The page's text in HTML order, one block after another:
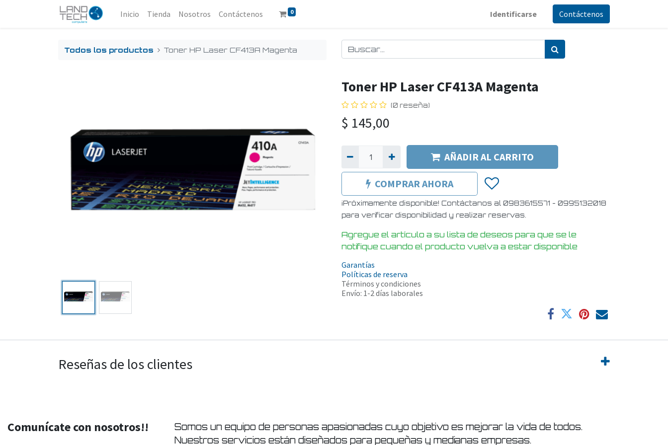
Inicio Tienda Nosotros Contáctenos 0 Identificarse Contáctenos
Todos los productos Toner HP Laser CF413A Magenta
Toner HP Laser CF413A Magenta
(0 reseña)
$ 145,00
AÑADIR AL CARRITO
COMPRAR AHORA
¡Próximamente disponible! Contáctanos al 0983615571 - 0995132018
para verificar disponibilidad y realizar reservas.
Agregue el artículo a su lista de deseos para que se le
notifique cuando el producto vuelva a estar disponible
Garantías
Políticas de reserva
Términos y condiciones
Envío: 1-2 días laborales
Reseñas de los clientes
Comunícate con nosotros!!
Somos un equipo de personas apasionadas cuyo objetivo es mejorar la vida de todos.
Nuestros servicios están diseñados para pequeñas y medianas empresas.